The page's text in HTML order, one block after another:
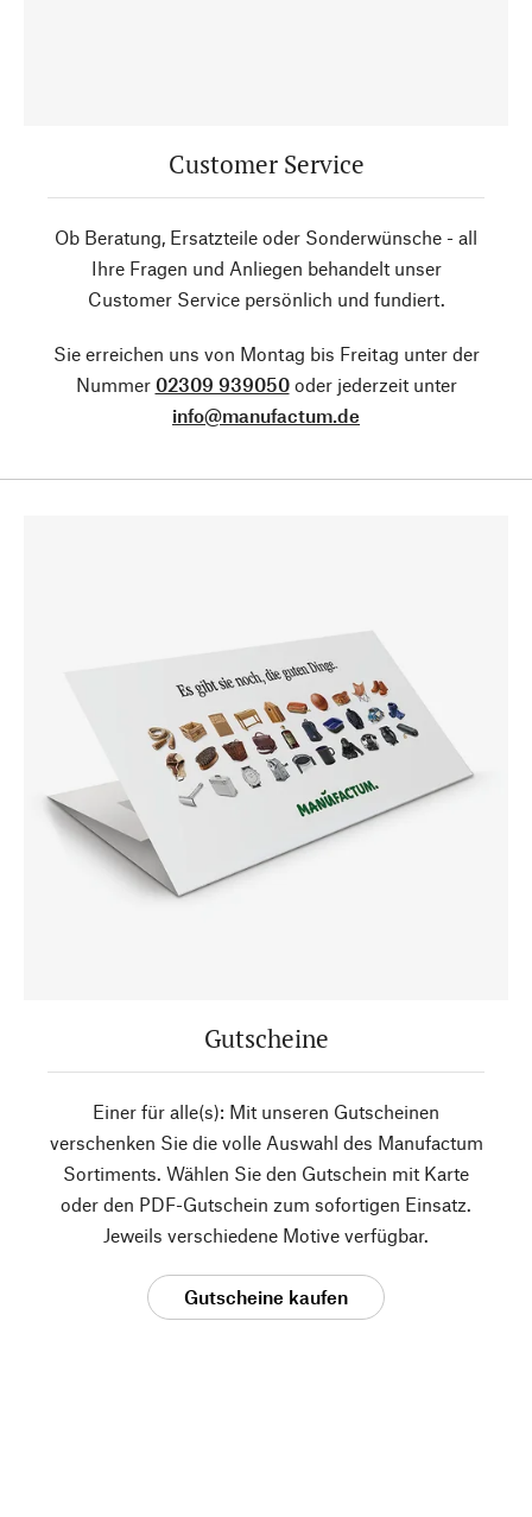
Customer Service
Ob Beratung, Ersatzteile oder Sonderwünsche - all
Ihre Fragen und Anliegen behandelt unser
Customer Service persönlich und fundiert.
Sie erreichen uns von Montag bis Freitag unter der
Nummer 02309 939050oder jederzeit unter
info@manufactum.de
Gutscheine
Einer für alle(s): Mit unseren Gutscheinen
verschenken Sie die volle Auswahl des Manufactum
Sortiments. Wählen Sie den Gutschein mit Karte
oder den PDF-Gutschein zum sofortigen Einsatz.
Jeweils verschiedene Motive verfügbar.
Gutscheine kaufen